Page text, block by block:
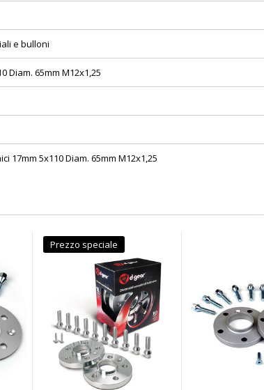
e bulloni
Diam. 65mm M12x1,25
17mm 5x110 Diam. 65mm M12x1,25
Prezzo speciale